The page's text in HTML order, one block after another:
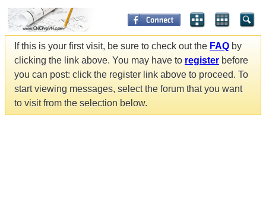
If this is your first visit, be sure to check out the FAQ by
clicking the link above. You may have to register before
you can post: click the register link above to proceed. To
start viewing messages, select the forum that you want
to visit from the selection below.